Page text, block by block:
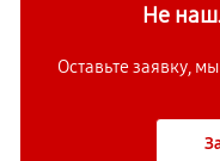
Не
Оставьте заявку,